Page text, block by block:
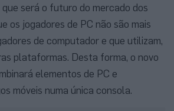
será o futuro do mercado dos
os jogadores de PC não são mais
de computador e que utilizam,
plataformas. Desta forma, o novo
elementos de PC e
móveis numa única consola.